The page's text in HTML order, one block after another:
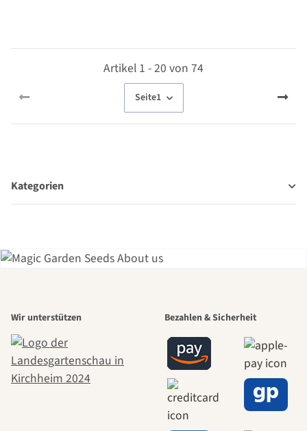
Artikel 1 - 20 von 74
Seite1
Kategorien
schönsten
Wege zu uns
selbst führt
Wir unterstützen Bezahlen & Sicherheit